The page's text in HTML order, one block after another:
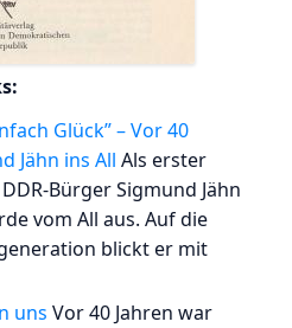
Glück” – Vor 40
Jähn ins All Als erster
Bürger Sigmund Jähn
vom All aus. Auf die
blickt er mit
uns Vor 40 Jahren war